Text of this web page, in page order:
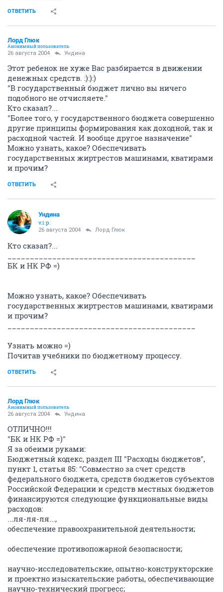
ОТВЕТИТЬ
Лорд Глюк
Анонимный пользователь
26 августа 2004 Ундина
Этот ребенок не хуже Вас разбирается в движении
денежных средств. :):):)
"В государственный бюджет лично вы ничего
подобного не отчисляете."
Кто сказал?...
"Более того, у государственного бюджета совершенно
другие принципы формирования как доходной, так и
расходной частей. И вообще другое назначение"
Можно узнать, какое? Обеспечивать
государственных жиртрестов машинами, кватирами
и прочим?
ОТВЕТИТЬ
Ундина
v.i.p.
26 августа 2004 Лорд Глюк
Кто сказал?...
БК и НК РФ =)
Можно узнать, какое? Обеспечивать
государственных жиртрестов машинами, кватирами
и прочим?
Узнать можно =)
Почитав учебники по бюджетному процессу.
ОТВЕТИТЬ
Лорд Глюк
Анонимный пользователь
26 августа 2004 Ундина
ОТЛИЧНО!!!
"БК и НК РФ =)"
Я за обеими руками:
Бюджетный кодекс, раздел III "Расходы бюджетов",
пункт 1, статья 85: "Совместно за счет средств
федерального бюджета, средств бюджетов субъектов
Российской Федерации и средств местных бюджетов
финансируются следующие функциональные виды
расходов:
...ля-ля-ля...,
обеспечение правоохранительной деятельности;
обеспечение противопожарной безопасности;
научно-исследовательские, опытно-конструкторские
и проектно изыскательские работы, обеспечивающие
научно-технический прогресс;